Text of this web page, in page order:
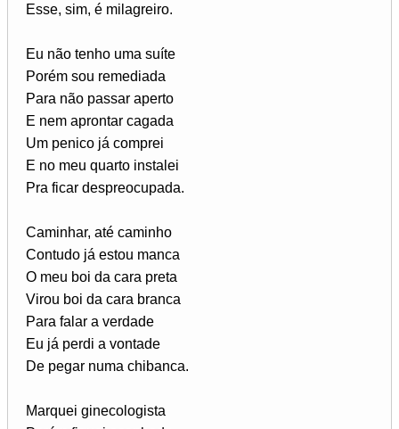
Esse, sim, é milagreiro.
Eu não tenho uma suíte
Porém sou remediada
Para não passar aperto
E nem aprontar cagada
Um penico já comprei
E no meu quarto instalei
Pra ficar despreocupada.
Caminhar, até caminho
Contudo já estou manca
O meu boi da cara preta
Virou boi da cara branca
Para falar a verdade
Eu já perdi a vontade
De pegar numa chibanca.
Marquei ginecologista